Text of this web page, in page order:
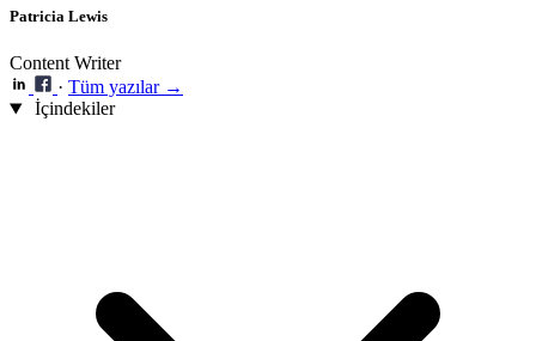
Patricia Lewis
Content Writer
· Tüm yazılar →
İçindekiler